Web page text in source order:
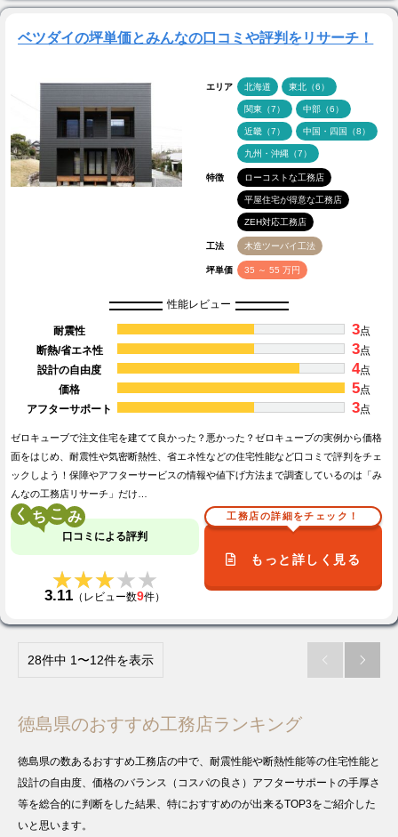
ベツダイの坪単価とみんなの口コミや評判をリサーチ！
エリア 北海道 東北（6）
関東（7） 中部（6）
近畿（7） 中国・四国（8）
九州・沖縄（7）
特徴 ローコストな工務店
平屋住宅が得意な工務店
ZEH対応工務店
工法 木造ツーバイ工法
坪単価 35 ～ 55 万円
性能レビュー
耐震性 3点
断熱/省エネ性
3点
設計の自由度
4点
価格
5点
アフターサポート
3点
ゼロキューブで注文住宅を建てて良かった？悪かった？ゼロキューブの実例から価格
面をはじめ、耐震性や気密断熱性、省エネ性などの住宅性能など口コミで評判をチェ
ックしよう！保障やアフターサービスの情報や値下げ方法まで調査しているのは「み
んなの工務店リサーチ」だけ…
く こ
口コミによる評判
★★★★★
★★★★★
3.11 （レビュー数9件）
工務店の詳細をチェック！
もっと詳しく見る
28件中 1〜12件を表示  
徳島県のおすすめ工務店ランキング
徳島県の数あるおすすめ工務店の中で、耐震性能や断熱性能等の住宅性能と
設計の自由度、価格のバランス（コスパの良さ）アフターサポートの手厚さ
等を総合的に判断をした結果、特におすすめのが出来るTOP3をご紹介した
いと思います。